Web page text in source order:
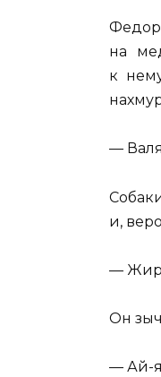
на
к
—
и,
—
Он
— Ай-